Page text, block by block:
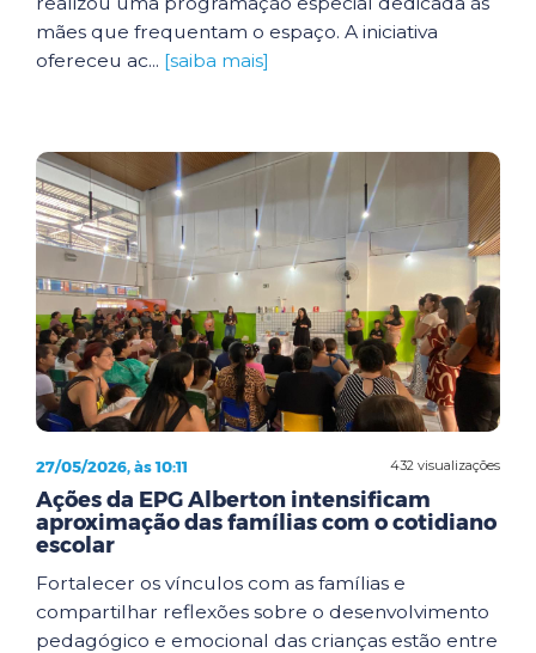
mães que frequentam o espaço. A iniciativa
ofereceu ac... [saiba mais]
432 visualizações
27/05/2026, às 10:11
Ações da EPG Alberton intensificam
aproximação das famílias com o cotidiano
escolar
Fortalecer os vínculos com as famílias e
compartilhar reflexões sobre o desenvolvimento
pedagógico e emocional das crianças estão entre